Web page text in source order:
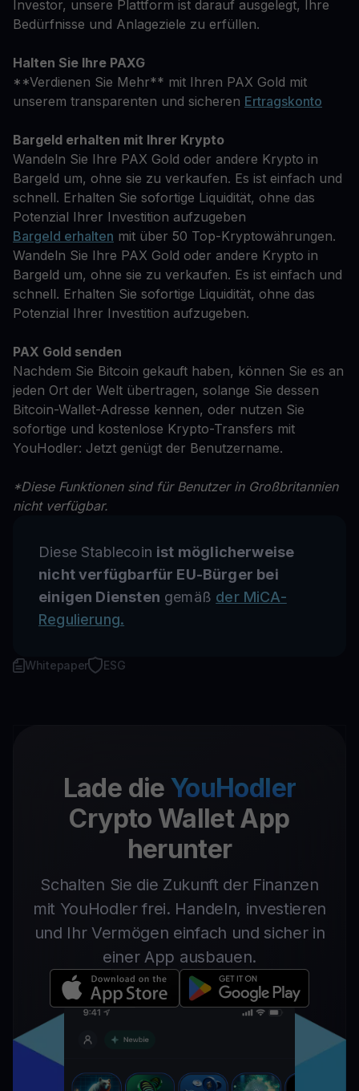
Investor, unsere Plattform ist darauf ausgelegt, Ihre
Bedürfnisse und Anlageziele zu erfüllen.
Halten Sie Ihre PAXG
**Verdienen Sie Mehr** mit Ihren PAX Gold mit
unserem transparenten und sicheren Ertragskonto
Bargeld erhalten mit Ihrer Krypto
Wandeln Sie Ihre PAX Gold oder andere Krypto in
Bargeld um, ohne sie zu verkaufen. Es ist einfach und
schnell. Erhalten Sie sofortige Liquidität, ohne das
Potenzial Ihrer Investition aufzugeben
Bargeld erhalten mit über 50 Top-Kryptowährungen.
Wandeln Sie Ihre PAX Gold oder andere Krypto in
Bargeld um, ohne sie zu verkaufen. Es ist einfach und
schnell. Erhalten Sie sofortige Liquidität, ohne das
Potenzial Ihrer Investition aufzugeben.
PAX Gold senden
Nachdem Sie Bitcoin gekauft haben, können Sie es an
jeden Ort der Welt übertragen, solange Sie dessen
Bitcoin-Wallet-Adresse kennen, oder nutzen Sie
sofortige und kostenlose Krypto-Transfers mit
YouHodler: Jetzt genügt der Benutzername.
*Diese Funktionen sind für Benutzer in Großbritannien
nicht verfügbar.
Diese Stablecoin ist möglicherweise
nicht verfügbarfür EU-Bürger bei
einigen Diensten gemäß der MiCA-
Regulierung.
Whitepaper ESG
Lade die YouHodler
Crypto Wallet App
herunter
Schalten Sie die Zukunft der Finanzen
mit YouHodler frei. Handeln, investieren
und Ihr Vermögen einfach und sicher in
einer App ausbauen.